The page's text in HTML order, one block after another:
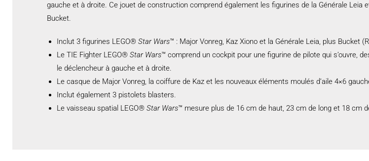
gauche et à droite. Ce jouet de construction comprend également les figurines de la Générale Leia
Bucket.
Inclut 3 figurines LEGO® Star Wars™ : Major Vonreg, Kaz Xiono et la Générale Leia, plus Bucket
Le TIE Fighter LEGO® Star Wars™ comprend un cockpit pour une figurine de pilote qui s’ouvre,
le déclencheur à gauche et à droite.
Le casque de Major Vonreg, la coiffure de Kaz et les nouveaux éléments moulés d’aile 4×6
Inclut également 3 pistolets blasters.
Le vaisseau spatial LEGO® Star Wars™ mesure plus de 16 cm de haut, 23 cm de long et 18 cm